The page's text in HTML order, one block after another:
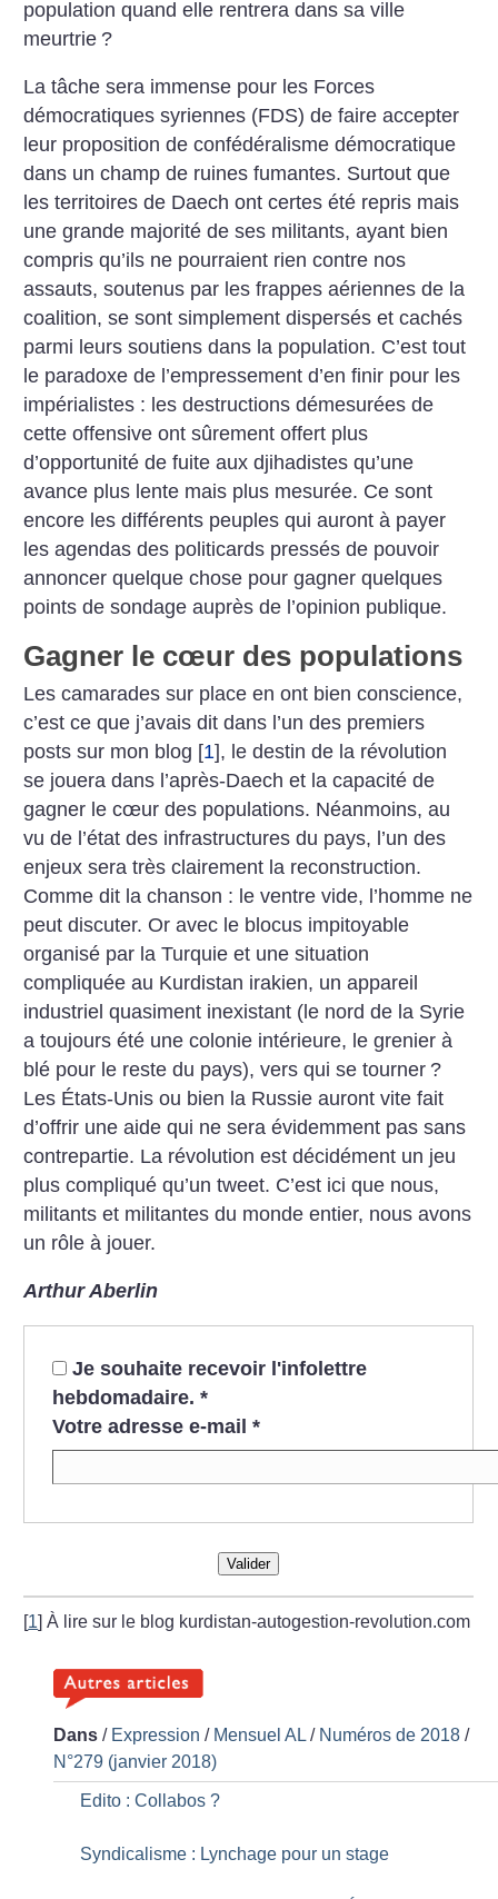
population quand elle rentrera dans sa ville
meurtrie ?
La tâche sera immense pour les Forces
démocratiques syriennes (FDS) de faire accepter
leur proposition de confédéralisme démocratique
dans un champ de ruines fumantes. Surtout que
les territoires de Daech ont certes été repris mais
une grande majorité de ses militants, ayant bien
compris qu’ils ne pourraient rien contre nos
assauts, soutenus par les frappes aériennes de la
coalition, se sont simplement dispersés et cachés
parmi leurs soutiens dans la population. C’est tout
le paradoxe de l’empressement d’en finir pour les
impérialistes : les destructions démesurées de
cette offensive ont sûrement offert plus
d’opportunité de fuite aux djihadistes qu’une
avance plus lente mais plus mesurée. Ce sont
encore les différents peuples qui auront à payer
les agendas des politicards pressés de pouvoir
annoncer quelque chose pour gagner quelques
points de sondage auprès de l’opinion publique.
Gagner le cœur des populations
Les camarades sur place en ont bien conscience,
c’est ce que j’avais dit dans l’un des premiers
posts sur mon blog [1], le destin de la révolution
se jouera dans l’après-Daech et la capacité de
gagner le cœur des populations. Néanmoins, au
vu de l’état des infrastructures du pays, l’un des
enjeux sera très clairement la reconstruction.
Comme dit la chanson : le ventre vide, l’homme ne
peut discuter. Or avec le blocus impitoyable
organisé par la Turquie et une situation
compliquée au Kurdistan irakien, un appareil
industriel quasiment inexistant (le nord de la Syrie
a toujours été une colonie intérieure, le grenier à
blé pour le reste du pays), vers qui se tourner ?
Les États-Unis ou bien la Russie auront vite fait
d’offrir une aide qui ne sera évidemment pas sans
contrepartie. La révolution est décidément un jeu
plus compliqué qu’un tweet. C’est ici que nous,
militants et militantes du monde entier, nous avons
un rôle à jouer.
Arthur Aberlin
Je souhaite recevoir l'infolettre
hebdomadaire. *
Votre adresse e-mail *
Valider
[1]À lire sur le blog kurdistan-autogestion-revolution.com
Dans / Expression / Mensuel AL / Numéros de 2018 /
N°279 (janvier 2018)
Edito : Collabos ?
Syndicalisme : Lynchage pour un stage